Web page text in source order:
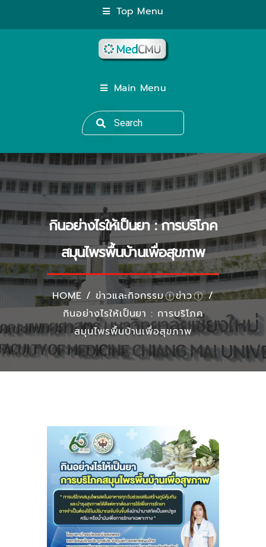
Top Menu
Main Menu
กินอย่างไรให้เป็นยา : การบริโภค
สมุนไพรพื้นบ้านเพื่อสุขภาพ
HOME / ข่าวและกิจกรรม ข่าว
/
กินอย่างไรให้เป็นยา : การบริโภค
สมุนไพรพื้นบ้านเพื่อสุขภาพ